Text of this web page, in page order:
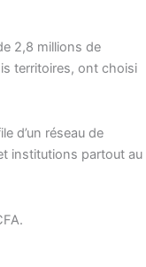
2,8 millions de
territoires, ont choisi
d’un réseau de
institutions partout au